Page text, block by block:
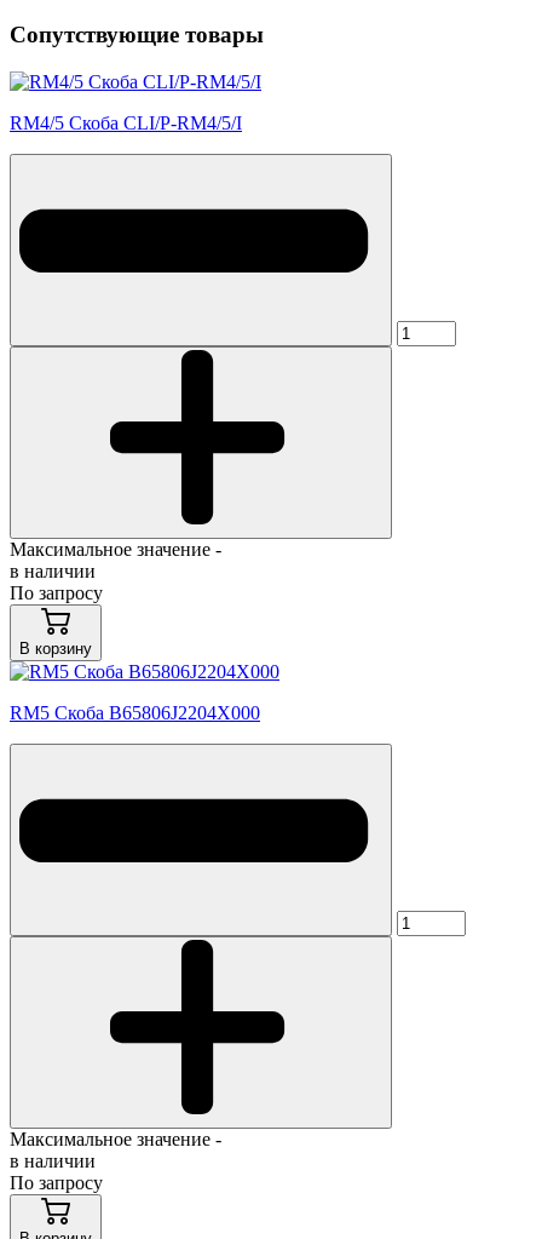
Сопутствующие товары
RM4/5 Скоба CLI/P-RM4/5/I
Максимальное значение -
в наличии
По запросу
В корзину
RM5 Скоба B65806J2204X000
Максимальное значение -
в наличии
По запросу